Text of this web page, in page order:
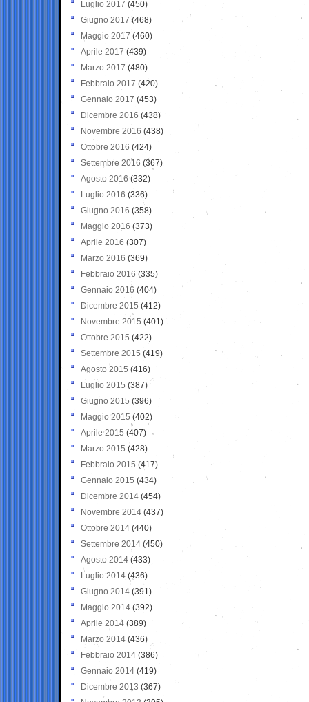
Luglio 2017 (450)
Giugno 2017 (468)
Maggio 2017 (460)
Aprile 2017 (439)
Marzo 2017 (480)
Febbraio 2017 (420)
Gennaio 2017 (453)
Dicembre 2016 (438)
Novembre 2016 (438)
Ottobre 2016 (424)
Settembre 2016 (367)
Agosto 2016 (332)
Luglio 2016 (336)
Giugno 2016 (358)
Maggio 2016 (373)
Aprile 2016 (307)
Marzo 2016 (369)
Febbraio 2016 (335)
Gennaio 2016 (404)
Dicembre 2015 (412)
Novembre 2015 (401)
Ottobre 2015 (422)
Settembre 2015 (419)
Agosto 2015 (416)
Luglio 2015 (387)
Giugno 2015 (396)
Maggio 2015 (402)
Aprile 2015 (407)
Marzo 2015 (428)
Febbraio 2015 (417)
Gennaio 2015 (434)
Dicembre 2014 (454)
Novembre 2014 (437)
Ottobre 2014 (440)
Settembre 2014 (450)
Agosto 2014 (433)
Luglio 2014 (436)
Giugno 2014 (391)
Maggio 2014 (392)
Aprile 2014 (389)
Marzo 2014 (436)
Febbraio 2014 (386)
Gennaio 2014 (419)
Dicembre 2013 (367)